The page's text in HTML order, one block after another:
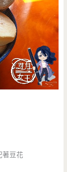
著豆花